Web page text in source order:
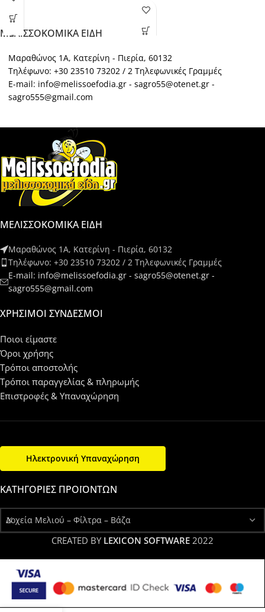
ΜΕΛΙΣΣΟΚΟΜΙΚΑ ΕΙΔΗ
Μαραθώνος 1Α, Κατερίνη - Πιερία, 60132
Τηλέφωνο: +30 23510 73202 / 2 Τηλεφωνικές Γραμμές
E-mail: info@melissoefodia.gr - sagro55@otenet.gr -
sagro555@gmail.com
ΜΕΛΙΣΣΟΚΟΜΙΚΑ ΕΙΔΗ
Μαραθώνος 1Α, Κατερίνη - Πιερία, 60132
Τηλέφωνο: +30 23510 73202 / 2 Τηλεφωνικές Γραμμές
E-mail: info@melissoefodia.gr - sagro55@otenet.gr -
sagro555@gmail.com
ΧΡΉΣΙΜΟΙ ΣΎΝΔΕΣΜΟΙ
Ποιοι είμαστε
Όροι χρήσης
Τρόποι αποστολής
Τρόποι παραγγελίας & πληρωμής
Επιστροφές & Υπαναχώρηση
Ηλεκτρονική Υπαναχώρηση
ΚΑΤΗΓΟΡΊΕΣ ΠΡΟΪΌΝΤΩΝ
Δοχεία Μελιού – Φίλτρα – Βάζα
CREATED BY LEXICON SOFTWARE 2022